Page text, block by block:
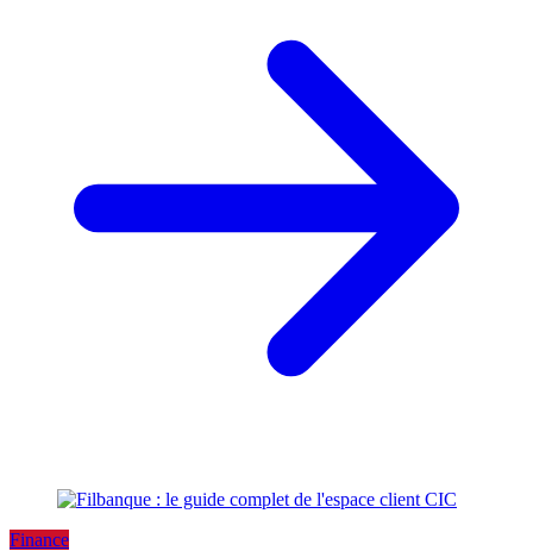
Finance